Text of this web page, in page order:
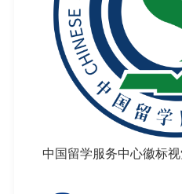
中国留学服务中心徽标